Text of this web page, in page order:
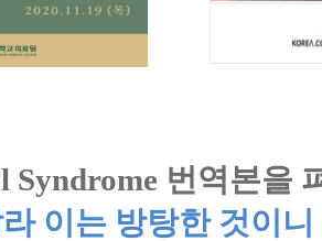
Syndrome 번역본을
이는 방탕한 것이